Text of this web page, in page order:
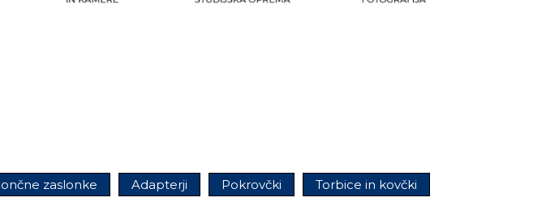
zaslonke Adapterji Pokrovčki Torbice in kovčki